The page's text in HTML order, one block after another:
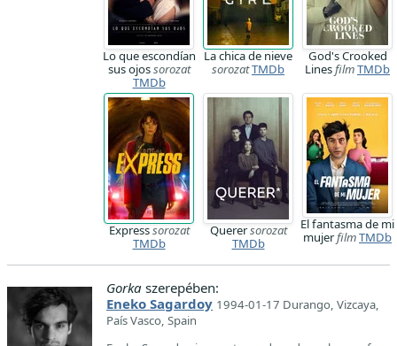
Lo que escondían
sus ojossorozat
TMDb
La chica de nieve
sorozatTMDb
God's Crooked
LinesfilmTMDb
Expresssorozat
TMDb
Querersorozat
TMDb
El fantasma de mi
mujerfilmTMDb
Gorka szerepében:
Eneko Sagardoy 1994-01-17 Durango, Vizcaya,
País Vasco, Spain